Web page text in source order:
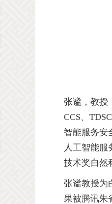
张谧，教授
CCS、 TDSC
智能服务安
人工智能服
技术奖自然
张谧教授为
果被腾讯朱